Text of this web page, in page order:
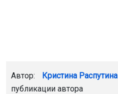
Автор: Кристина Распутина
публикации автора